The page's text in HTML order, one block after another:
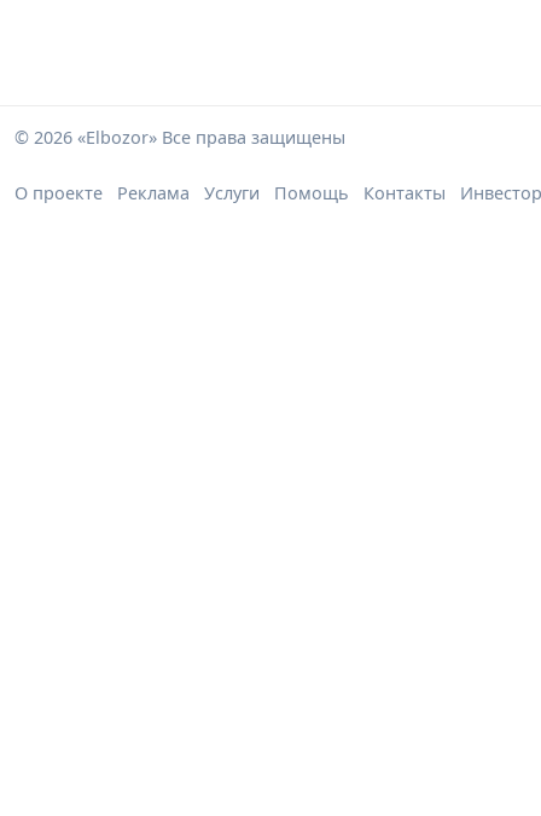
© 2026 «Elbozor» Все права защищены
О проекте Реклама Услуги Помощь Контакты